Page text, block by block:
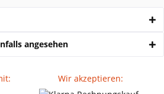
angesehen
Wir akzeptieren: